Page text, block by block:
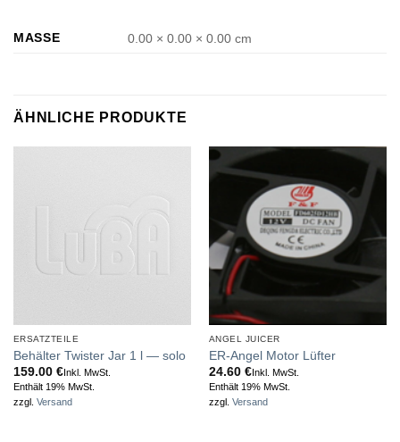
MASSE 0.00 × 0.00 × 0.00 cm
ÄHNLICHE PRODUKTE
ERSATZTEILE
Behälter Twister Jar 1 l — solo
159.00 €Inkl. MwSt.
Enthält 19% MwSt.
zzgl. Versand
ANGEL JUICER
ER-Angel Motor Lüfter
24.60 €Inkl. MwSt.
Enthält 19% MwSt.
zzgl. Versand